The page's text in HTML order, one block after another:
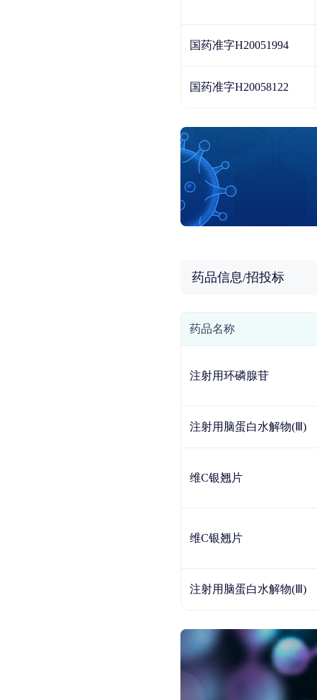
国药准字H20051994
国药准字H20058122
药品信息/招投标
药品名称
注射用环磷腺苷
注射用脑蛋白水解物(Ⅲ)
维C银翘片
维C银翘片
注射用脑蛋白水解物(Ⅲ)